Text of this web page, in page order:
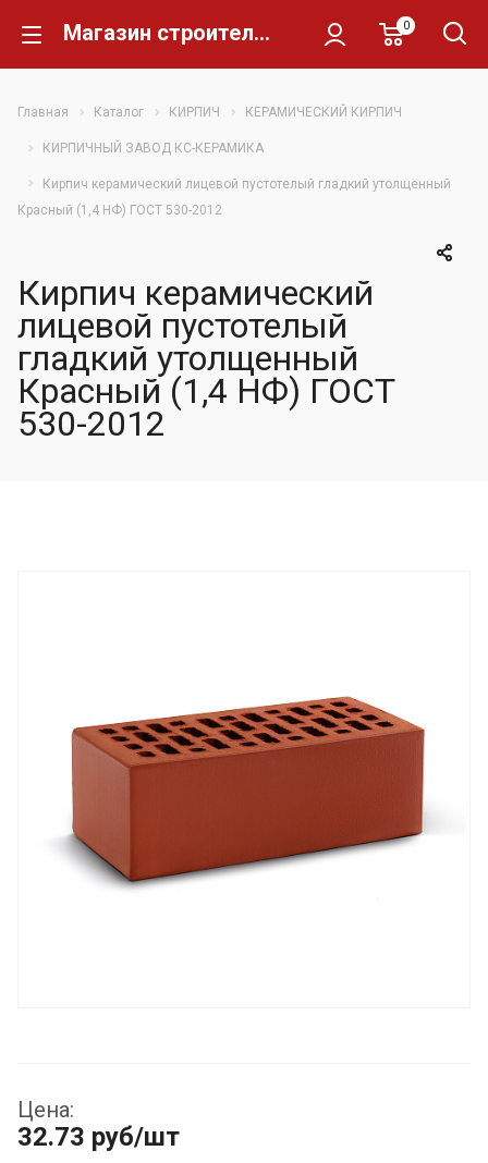
Магазин строительных материалов Склад Кирпича 0
Главная Каталог КИРПИЧ КЕРАМИЧЕСКИЙ КИРПИЧ
КИРПИЧНЫЙ ЗАВОД КС-КЕРАМИКА
Кирпич керамический лицевой пустотелый гладкий утолщенный
Красный (1,4 НФ) ГОСТ 530-2012
Кирпич керамический
лицевой пустотелый
гладкий утолщенный
Красный (1,4 НФ) ГОСТ
530-2012
Цена:
32.73 руб/шт